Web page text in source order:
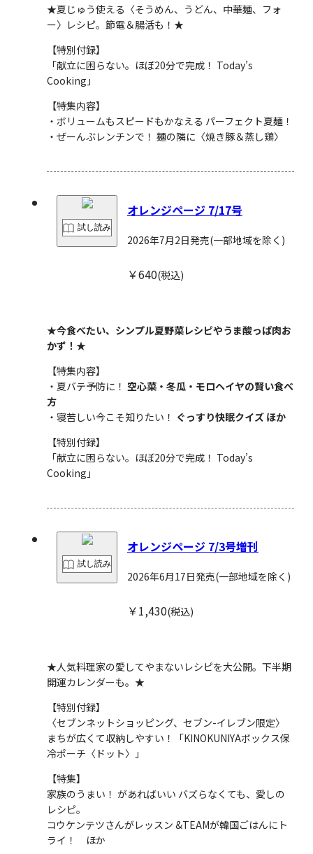
★夏じゅう使える〈そうめん、うどん、中華麺、フォ
ー〉レシピ。節電＆腸活も！★
【特別付録】
「献立に困らない。ほぼ20分で完成！ Today’s
Cooking」
【特集内容】
・ボリュームもスピードもかなえる パーフェクト夏麺！
・ぜーんぶレンチンで！ 麺の隣に〈焼き豚＆蒸し鶏〉
試し読み
オレンジページ 7/17号
2026年7月2日発売(一部地域を除く)
￥640(税込)
★今食べたい、シンプル夏野菜レシピやうま酸っぱ肉お
かず！★
【特集内容】
・夏バテ予防に！空心菜・冬瓜・モロヘイヤの賢い食べ
方
・寝苦しい今こそ知りたい！ ぐっすり快眠クイズ ほか
【特別付録】
「献立に困らない。ほぼ20分で完成！ Today’s
Cooking」
試し読み
オレンジページ 7/3号増刊
2026年6月17日発売(一部地域を除く)
￥1,430(税込)
★人気料理家の愛してやまないレシピを大公開。下半期
開運カレンダーも。★
【特別付録】
〈セブンネットショッピング、セブン-イレブン限定〉
まちが広くて収納しやすい！「KINOKUNIYAボックス保
冷ポーチ〈ドット〉」
【特集】
家族のうまい！ があればいい バズらなくても、愛しの
レシピ。
コウケンテツさんがレッスン &TEAMが韓国ごはんにト
ライ！ ほか